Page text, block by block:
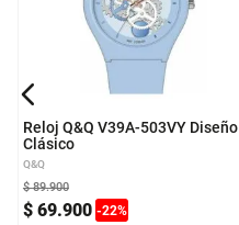
Reloj Q&Q V39A-503VY Diseño
Clásico
Q&Q
$ 69.900 -22%
$ 89.900